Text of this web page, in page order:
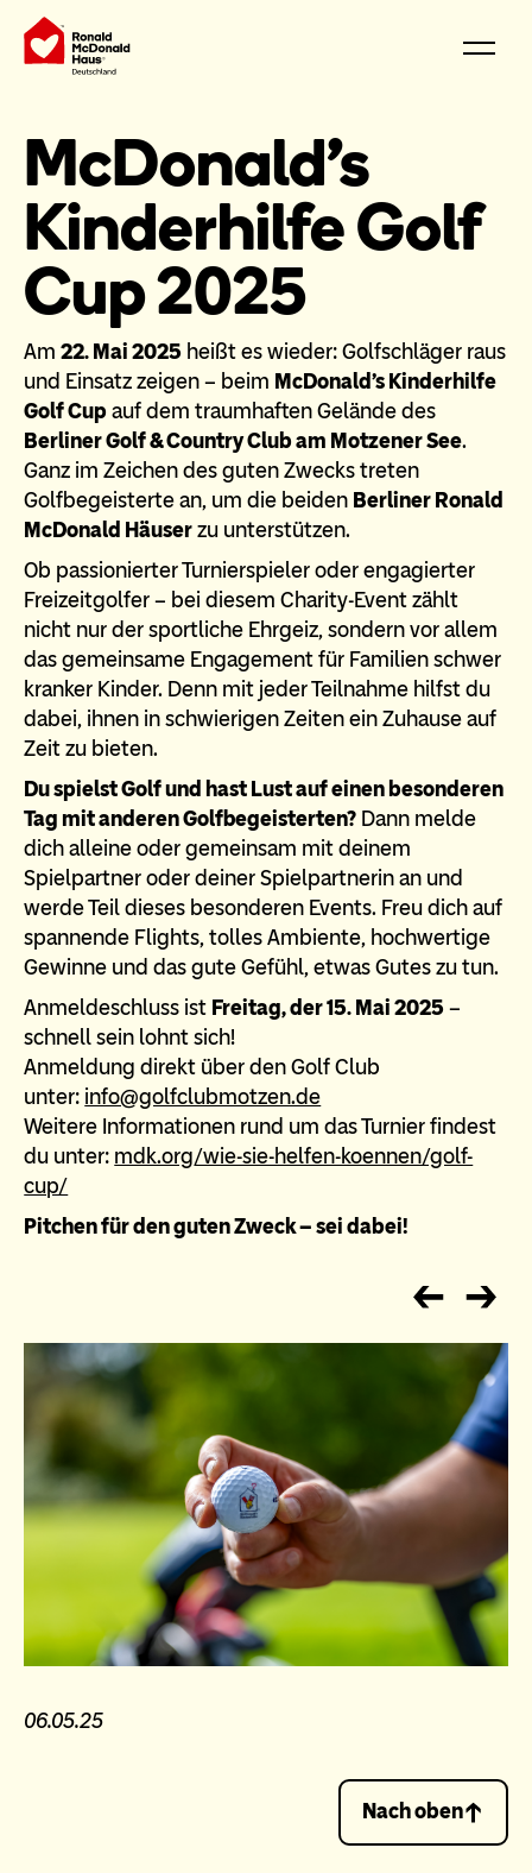
McDonald’s
Kinderhilfe Golf
Cup 2025
Am22. Mai 2025 heißt es wieder: Golfschläger raus
und Einsatz zeigen – beim McDonald’s Kinderhilfe
Golf Cupauf dem traumhaften Gelände des
Berliner Golf & Country Club am Motzener See.
Ganz im Zeichen des guten Zwecks treten
Golfbegeisterte an, um die beiden Berliner Ronald
McDonald Häuserzu unterstützen.
Ob passionierter Turnierspieler oder engagierter
Freizeitgolfer – bei diesem Charity-Event zählt
nicht nur der sportliche Ehrgeiz, sondern vor allem
das gemeinsame Engagement für Familien schwer
kranker Kinder. Denn mit jeder Teilnahme hilfst du
dabei, ihnen in schwierigen Zeiten ein Zuhause auf
Zeit zu bieten.
Du spielst Golf und hast Lust auf einen besonderen
Tag mit anderen Golfbegeisterten? Dann melde
dich alleine oder gemeinsam mit deinem
Spielpartner oder deiner Spielpartnerin an und
werde Teil dieses besonderen Events. Freu dich auf
spannende Flights, tolles Ambiente, hochwertige
Gewinne und das gute Gefühl, etwas Gutes zu tun.
Anmeldeschluss ist Freitag, der 15. Mai 2025–
schnell sein lohnt sich!
Anmeldung direkt über den Golf Club
unter: info@golfclubmotzen.de
Weitere Informationen rund um das Turnier findest
du unter: mdk.org/wie-sie-helfen-koennen/golf-
cup/
Pitchen für den guten Zweck – sei dabei!
06.05.25
Nach oben